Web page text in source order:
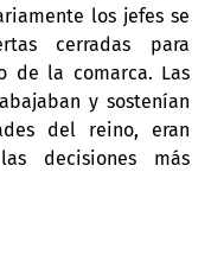
los jefes se
cerradas para
de la comarca. Las
y sostenían
del reino, eran
decisiones más